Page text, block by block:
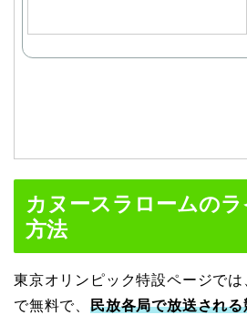
カヌースラロームの
方法
東京オリンピック特設ページでは
で無料で、 民放各局で放送され